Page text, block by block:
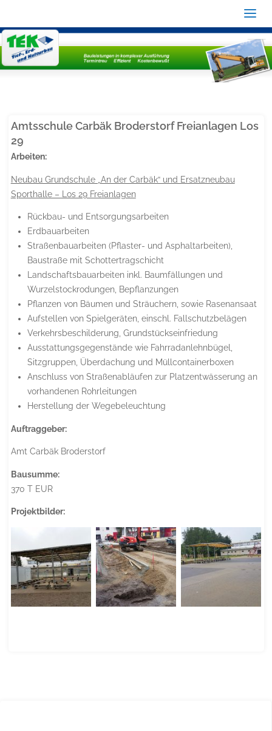
Amtsschule Carbäk Broderstorf Freianlagen Los
29
Arbeiten:
Neubau Grundschule „An der Carbäk“ und Ersatzneubau
Sporthalle – Los 29 Freianlagen
Rückbau- und Entsorgungsarbeiten
Erdbauarbeiten
Straßenbauarbeiten (Pflaster- und Asphaltarbeiten),
Baustraße mit Schottertragschicht
Landschaftsbauarbeiten inkl. Baumfällungen und
Wurzelstockrodungen, Bepflanzungen
Pflanzen von Bäumen und Sträuchern, sowie Rasenansaat
Aufstellen von Spielgeräten, einschl. Fallschutzbelägen
Verkehrsbeschilderung, Grundstückseinfriedung
Ausstattungsgegenstände wie Fahrradanlehnbügel,
Sitzgruppen, Überdachung und Müllcontainerboxen
Anschluss von Straßenabläufen zur Platzentwässerung an
vorhandenen Rohrleitungen
Herstellung der Wegebeleuchtung
Auftraggeber:
Amt Carbäk Broderstorf
Bausumme:
370 T EUR
Projektbilder: